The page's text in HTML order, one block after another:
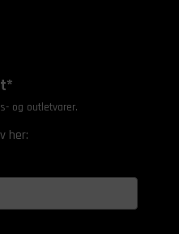
og outletvarer.
her: